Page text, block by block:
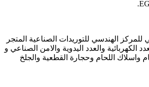
للمركز الهندسي للتوريدات الصناعية المتجر
الكهربائية والعدد اليدوية والامن الصناعي و
واسلاك اللحام وحجارة القطعية والجلخ